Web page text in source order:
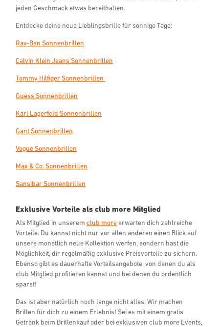
jeden Geschmack etwas bereithalten.
Entdecke deine neue Lieblingsbrille für sonnige Tage:
Ray-Ban Sonnenbrillen
Calvin Klein Jeans Sonnenbrillen
Tommy Hilfiger Sonnenbrillen
Guess Sonnenbrillen
Karl Lagerfeld Sonnenbrillen
Gant Sonnenbrillen
Vogue Sonnenbrillen
Max & Co. Sonnenbrillen
Sansibar Sonnenbrillen
Exklusive Vorteile als club more Mitglied
Als Mitglied in unserem club moreerwarten dich zahlreiche
Vorteile. Du kannst nicht nur vor allen anderen einen Blick auf
unsere monatlich neue Kollektion werfen, sondern hast die
Möglichkeit, dir regelmäßig exklusive Preisvorteile zu sichern.
Ebenso gibt es dauerhafte Vorteilsangebote, von denen du als
club Mitglied profitieren kannst und bei denen du ordentlich
sparst!
Das ist aber natürlich noch lange nicht alles: Wir machen
Brillen für dich zu einem Erlebnis! Sei es mit einem gratis
Getränk beim Brillenkauf oder bei exklusiven club more Events,